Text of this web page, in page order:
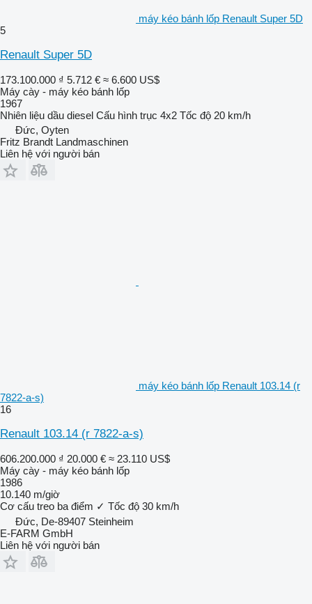
máy kéo bánh lốp Renault Super 5D
5
Renault Super 5D
173.100.000 ₫ 5.712 € ≈ 6.600 US$
Máy cày - máy kéo bánh lốp
1967
Nhiên liệu dầu diesel Cấu hình trục 4x2 Tốc độ 20 km/h
Đức, Oyten
Fritz Brandt Landmaschinen
Liên hệ với người bán
máy kéo bánh lốp Renault 103.14 (r
7822-a-s)
16
Renault 103.14 (r 7822-a-s)
606.200.000 ₫ 20.000 € ≈ 23.110 US$
Máy cày - máy kéo bánh lốp
1986
10.140 m/giờ
Cơ cấu treo ba điểm ✓ Tốc độ 30 km/h
Đức, De-89407 Steinheim
E-FARM GmbH
Liên hệ với người bán